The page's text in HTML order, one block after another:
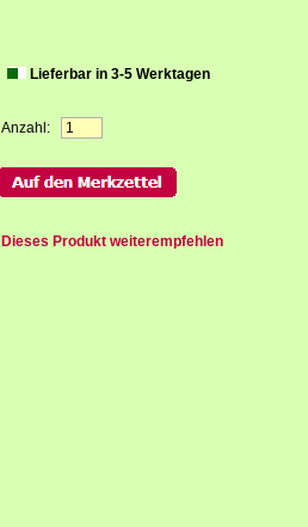
Lieferbar in 3-5 Werktagen
Anzahl:
Dieses Produkt weiterempfehlen